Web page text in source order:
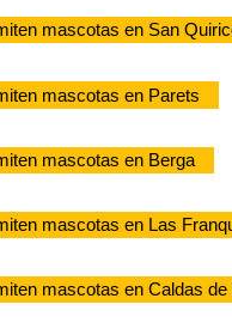
mascotas en San
mascotas en Parets
mascotas en Berga
mascotas en Las
mascotas en Caldas de